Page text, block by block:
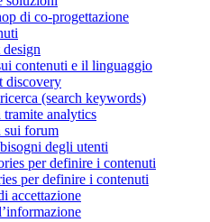
di co-progettazione
contenuti e il linguaggio
discovery
(search keywords)
analytics
sui forum
degli utenti
per definire i contenuti
per definire i contenuti
accettazione